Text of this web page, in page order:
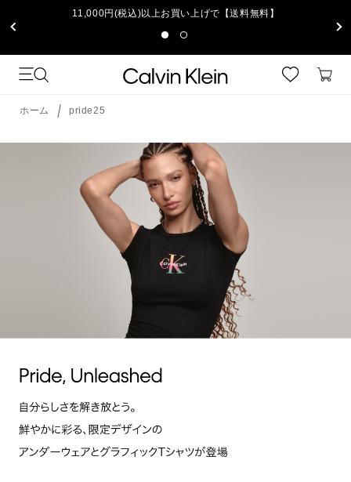
11,000円(税込)以上お買い上げで【送料無料】
ホーム pride25